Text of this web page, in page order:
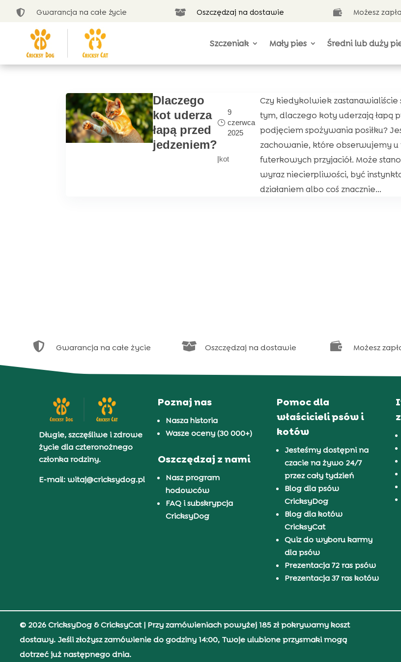
 Gwarancja na całe życie  Oszczędzaj na dostawie  Możesz
Szczeniak Mały pies Średni lub duży
Dlaczego
kot uderza
łapą przed
jedzeniem?
9
czerwca
2025
|kot
Czy kiedykolwiek zastanawialiście
tym, dlaczego koty uderzają łapą
podjęciem spożywania posiłku?
zachowanie, które obserwujemy u
futerkowych przyjaciół. Może
wyraz niecierpliwości, być
działaniem albo coś znacznie...
 Gwarancja na całe życie  Oszczędzaj na dostawie  Możesz
Długie, szczęśliwe i zdrowe
życie dla czteronożnego
członka rodziny.
E-mail: witaj@cricksydog.pl
Poznaj nas
Nasza historia
Wasze oceny (30 000+)
Oszczędzaj z nami
Nasz program
hodowców
FAQ i subskrypcja
CricksyDog
Pomoc dla
właścicieli psów i
kotów
Jesteśmy dostępni na
czacie na żywo 24/7
przez cały tydzień
Blog dla psów
CricksyDog
Blog dla kotów
CricksyCat
Quiz do wyboru karmy
dla psów
Prezentacja 72 ras psów
Prezentacja 37 ras kotów
© 2026 CricksyDog & CricksyCat| Przy zamówieniach powyżej 185 zł pokrywamy koszt
dostawy. Jeśli złożysz zamówienie do godziny 14:00, Twoje ulubione przysmaki mogą
dotrzeć już następnego dnia.